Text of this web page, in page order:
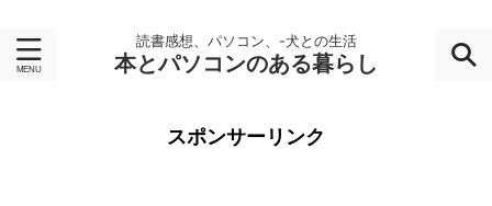
読書感想、パソコン、-犬との生活
本とパソコンのある暮らし
スポンサーリンク